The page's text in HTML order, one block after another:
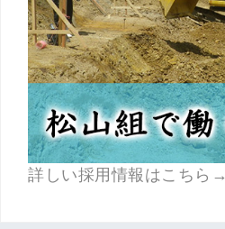
詳しい採用情報はこちら→